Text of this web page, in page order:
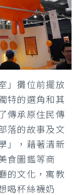
」攤位前擺放
特的選角和其
傳承原住民傳
落的故事及文
」，藉著清新
食圖鑑等商
的文化，寓教
喝杯絲襪奶